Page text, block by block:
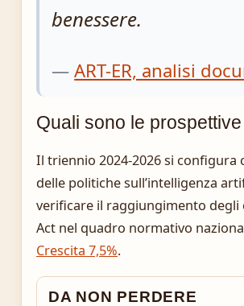
benessere.
—ART-ER, analisi
Quali sono le
Il triennio 2024-2026 si configura
delle politiche sull’intelligenza
verificare il raggiungimento degli
Act nel quadro normativo
Crescita 7,5%.
DA NON PERDERE